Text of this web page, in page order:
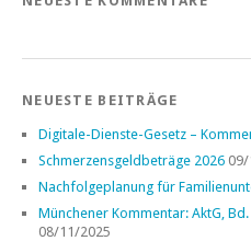
NEUESTE BEITRÄGE
Digitale-Dienste-Gesetz –
Schmerzensgeldbeträge 2026
Nachfolgeplanung für
Münchener Kommentar: AktG, Bd.
08/11/2025